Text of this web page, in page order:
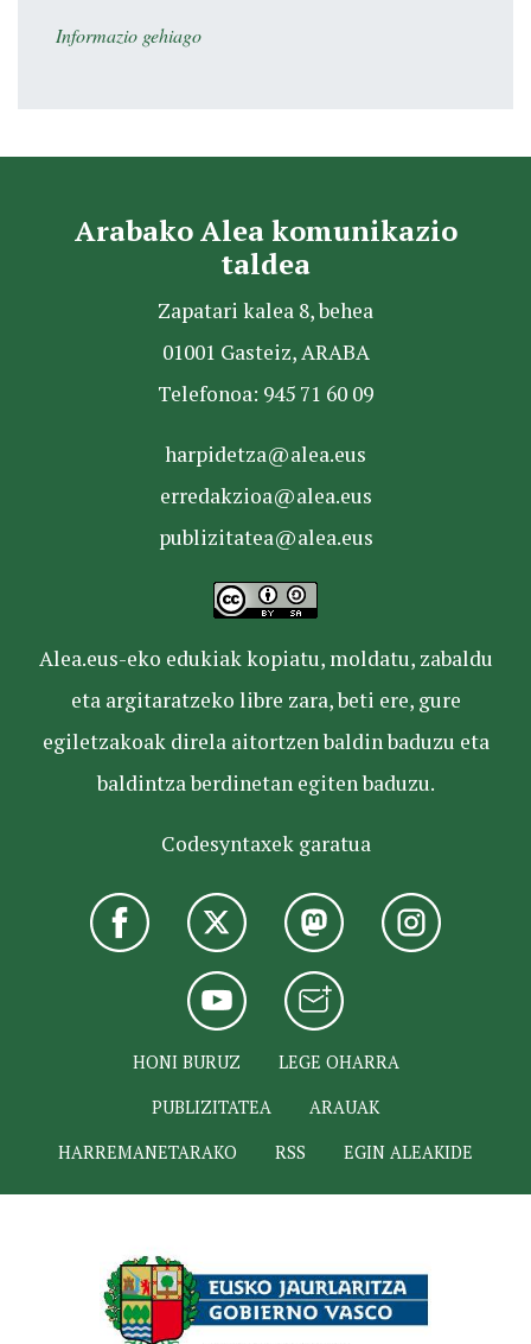
Informazio gehiago
Arabako Alea komunikazio
taldea
Zapatari kalea 8, behea
01001 Gasteiz, ARABA
Telefonoa: 945 71 60 09
harpidetza@alea.eus
erredakzioa@alea.eus
publizitatea@alea.eus
Alea.eus-eko edukiak kopiatu, moldatu, zabaldu
eta argitaratzeko libre zara, beti ere, gure
egiletzakoak direla aitortzen baldin baduzu eta
baldintza berdinetan egiten baduzu.
Codesyntaxek garatua
HONI BURUZ
LEGE OHARRA
PUBLIZITATEA
ARAUAK
HARREMANETARAKO
RSS EGIN ALEAKIDE